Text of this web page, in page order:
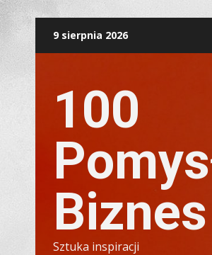
9 sierpnia 2026
100
Biznes
Sztuka inspiracji